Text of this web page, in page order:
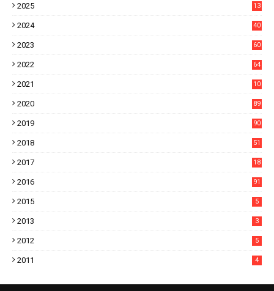
2025
13
2024
40
2023
60
2022
64
2021
10
2020
89
2019
90
2018
51
2017
18
2016 91
2015 5
2013 3
2012 5
2011 4